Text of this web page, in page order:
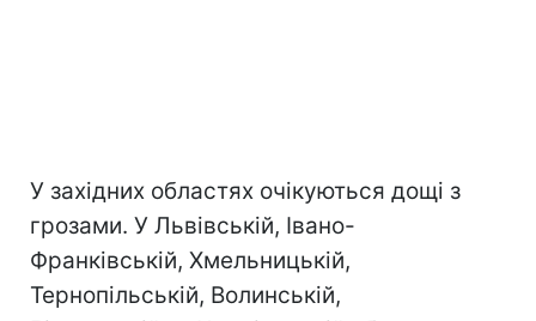
У західних областях очікуються дощі з
грозами. У Львівській, Івано-
Франківській, Хмельницькій,
Тернопільській, Волинській,